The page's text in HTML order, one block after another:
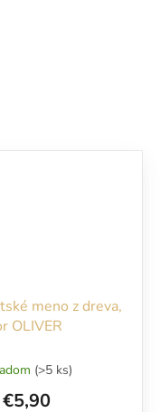
meno z dreva,
OLIVER
(>5 ks)
€5,90